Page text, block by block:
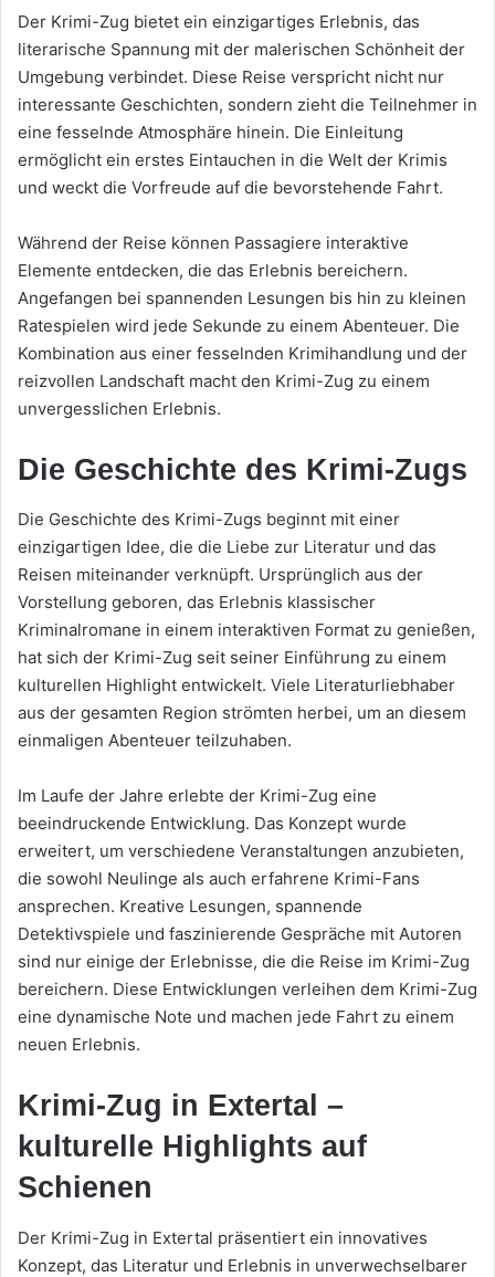
Der Krimi-Zug bietet ein einzigartiges Erlebnis, das
literarische Spannung mit der malerischen Schönheit der
Umgebung verbindet. Diese Reise verspricht nicht nur
interessante Geschichten, sondern zieht die Teilnehmer in
eine fesselnde Atmosphäre hinein. Die Einleitung
ermöglicht ein erstes Eintauchen in die Welt der Krimis
und weckt die Vorfreude auf die bevorstehende Fahrt.
Während der Reise können Passagiere interaktive
Elemente entdecken, die das Erlebnis bereichern.
Angefangen bei spannenden Lesungen bis hin zu kleinen
Ratespielen wird jede Sekunde zu einem Abenteuer. Die
Kombination aus einer fesselnden Krimihandlung und der
reizvollen Landschaft macht den Krimi-Zug zu einem
unvergesslichen Erlebnis.
Die Geschichte des Krimi-Zugs
Die Geschichte des Krimi-Zugs beginnt mit einer
einzigartigen Idee, die die Liebe zur Literatur und das
Reisen miteinander verknüpft. Ursprünglich aus der
Vorstellung geboren, das Erlebnis klassischer
Kriminalromane in einem interaktiven Format zu genießen,
hat sich der Krimi-Zug seit seiner Einführung zu einem
kulturellen Highlight entwickelt. Viele Literaturliebhaber
aus der gesamten Region strömten herbei, um an diesem
einmaligen Abenteuer teilzuhaben.
Im Laufe der Jahre erlebte der Krimi-Zug eine
beeindruckende Entwicklung. Das Konzept wurde
erweitert, um verschiedene Veranstaltungen anzubieten,
die sowohl Neulinge als auch erfahrene Krimi-Fans
ansprechen. Kreative Lesungen, spannende
Detektivspiele und faszinierende Gespräche mit Autoren
sind nur einige der Erlebnisse, die die Reise im Krimi-Zug
bereichern. Diese Entwicklungen verleihen dem Krimi-Zug
eine dynamische Note und machen jede Fahrt zu einem
neuen Erlebnis.
Krimi-Zug in Extertal –
kulturelle Highlights auf
Schienen
Der Krimi-Zug in Extertal präsentiert ein innovatives
Konzept, das Literatur und Erlebnis in unverwechselbarer